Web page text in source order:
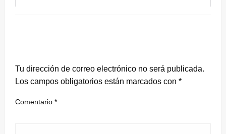
Tu dirección de correo electrónico no será publicada.
Los campos obligatorios están marcados con *
Comentario *